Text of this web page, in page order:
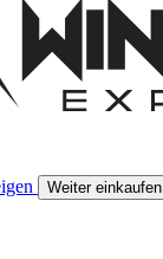
Weiter einkaufen